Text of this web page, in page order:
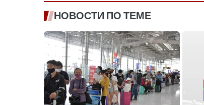
НОВОСТИ ПО ТЕМЕ